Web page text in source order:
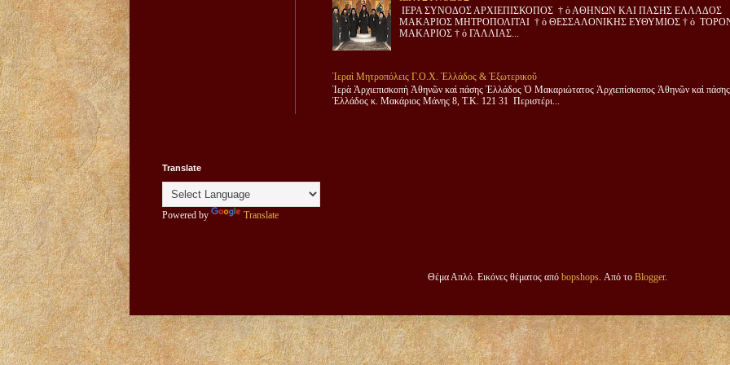
ΙΕΡΑ ΣΥΝΟΔΟΣ ΑΡΧΙΕΠΙΣΚΟΠΟΣ † ὁ ΑΘΗΝΩΝ ΚΑΙ ΠΑΣΗΣ ΕΛΛΑΔΟΣ
ΜΑΚΑΡΙΟΣ ΜΗΤΡΟΠΟΛΙΤΑΙ † ὁ ΘΕΣΣΑΛΟΝΙΚΗΣ ΕΥΘΥΜΙΟΣ † ὁ
ΜΑΚΑΡΙΟΣ † ὁ ΓΑΛΛΙΑΣ...
Ἱεραὶ Μητροπόλεις Γ.Ο.Χ. Ἑλλάδος & Ἐξωτερικοῦ
Ἱερὰ Ἀρχιεπισκοπὴ Ἀθηνῶν καὶ πάσης Ἑλλάδος Ὁ Μακαριώτατος Ἀρχιεπίσκοπος Ἀθηνῶν καὶ πάσης
Ἑλλάδος κ. Μακάριος Μάνης 8, Τ.Κ. 121 31 Περιστέρι...
Translate
Powered by Translate
Θέμα Απλό. Εικόνες θέματος από bopshops . Από το Blogger.